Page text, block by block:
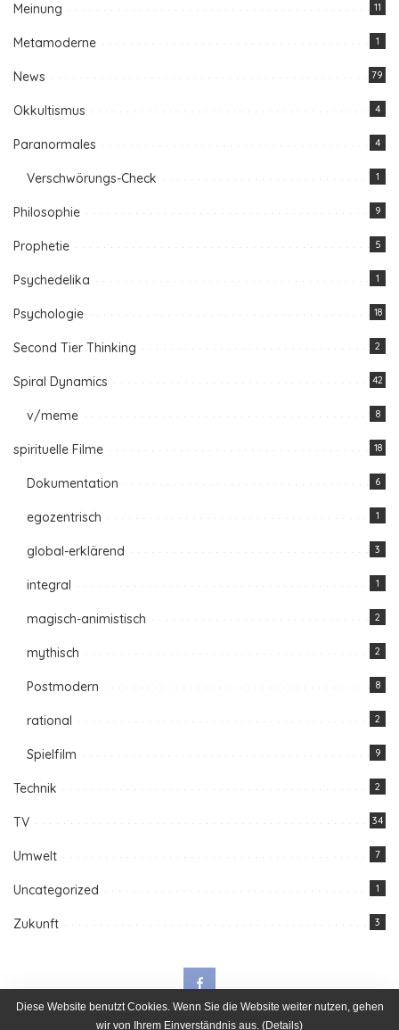
Meinung 11
Metamoderne 1
News 79
Okkultismus 4
Paranormales 4
Verschwörungs-Check 1
Philosophie 9
Prophetie 5
Psychedelika 1
Psychologie 18
Second Tier Thinking 2
Spiral Dynamics 42
v/meme 8
spirituelle Filme 18
Dokumentation 6
egozentrisch 1
global-erklärend 3
integral 1
magisch-animistisch 2
mythisch 2
Postmodern 8
rational 2
Spielfilm 9
Technik 2
TV 34
Umwelt 7
Uncategorized 1
Zukunft 3
Diese Website benutzt Cookies. Wenn Sie die Website weiter nutzen, gehen
wir von Ihrem Einverständnis aus. (Details)